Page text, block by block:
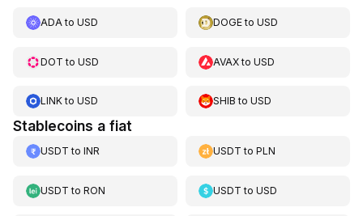
ADAto USD DOGEtoUSD
DOT to USD AVAXtoUSD
LINKto USD SHIB toUSD
Stablecoins a fiat
USDT to INR USDT toPLN
USDT to RON USDT toUSD